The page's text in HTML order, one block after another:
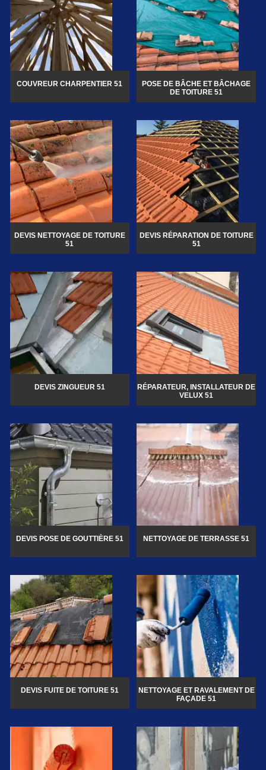
COUVREUR CHARPENTIER 51
POSE DE BÂCHE ET BÂCHAGE
DE TOITURE 51
DEVIS NETTOYAGE DE TOITURE
51
DEVIS RÉPARATION DE TOITURE
51
DEVIS ZINGUEUR 51
RÉPARATEUR, INSTALLATEUR DE
VELUX 51
DEVIS POSE DE GOUTTIÈRE 51 NETTOYAGE DE TERRASSE 51
DEVIS FUITE DE TOITURE 51
NETTOYAGE ET RAVALEMENT DE
FAÇADE 51